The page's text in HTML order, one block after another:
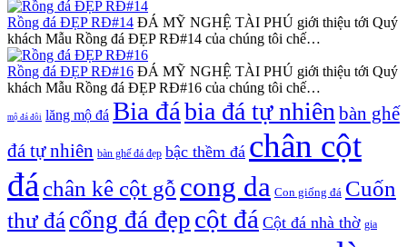
Rồng đá ĐẸP RĐ#14 ĐÁ MỸ NGHỆ TÀI PHÚ giới thiệu tới Quý
khách Mẫu Rồng đá ĐẸP RĐ#14 của chúng tôi chế…
Rồng đá ĐẸP RĐ#16 ĐÁ MỸ NGHỆ TÀI PHÚ giới thiệu tới Quý
khách Mẫu Rồng đá ĐẸP RĐ#16 của chúng tôi chế…
mộ đá đôi lăng mộ đá Bia đábia đá tự nhiên bàn ghế
đá tự nhiên bàn ghế đá đẹp bậc thềm đá chân cột
đá chân kê cột gỗ cong da Con giống đá Cuốn
thư đá cổng đá đẹp cột đá Cột đá nhà thờ gia